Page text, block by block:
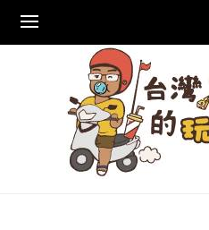
content